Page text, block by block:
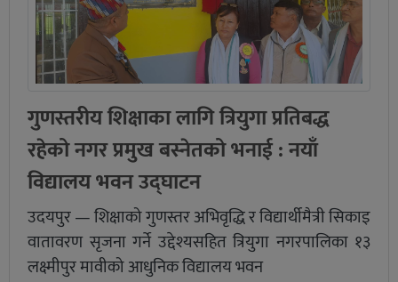
गुणस्तरीय शिक्षाका लागि त्रियुगा प्रतिबद्ध
रहेको नगर प्रमुख बस्नेतको भनाई : नयाँ
विद्यालय भवन उद्घाटन
उदयपुर — शिक्षाको गुणस्तर अभिवृद्धि र विद्यार्थीमैत्री सिकाइ
वातावरण सृजना गर्ने उद्देश्यसहित त्रियुगा नगरपालिका १३
लक्ष्मीपुर मावीको आधुनिक विद्यालय भवन